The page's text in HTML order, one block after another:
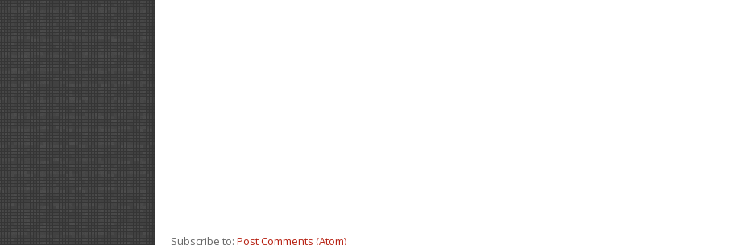
Subscribe to: Post Comments (Atom)